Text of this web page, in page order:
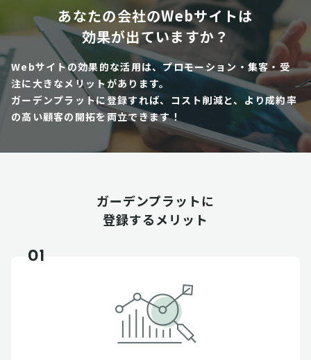
あなたの会社のWebサイトは
効果が出ていますか？
Webサイトの効果的な活用は、プロモーション・集客・受
注に大きなメリットがあります。
ガーデンプラットに登録すれば、コスト削減と、より成約率
の高い顧客の開拓を両立できます！
ガーデンプラットに
登録するメリット
01